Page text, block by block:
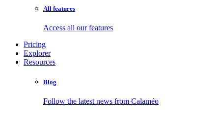
All features
Access all our features
Pricing
Explorer
Resources
Blog
Follow the latest news from Calaméo